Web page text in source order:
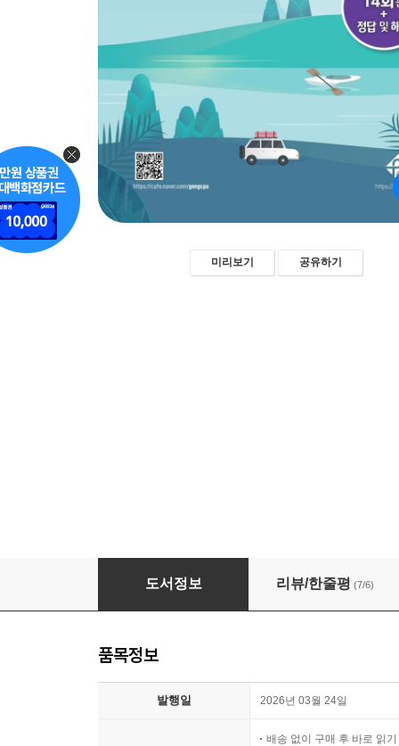
미리보기 공유하기
김용재 공무원 회계학 실전동형모의고사
도서정보 리뷰/한줄평 (7/6)
품목정보
발행일 2026년 03월 24일
배송 없이 구매 후 바로 읽기